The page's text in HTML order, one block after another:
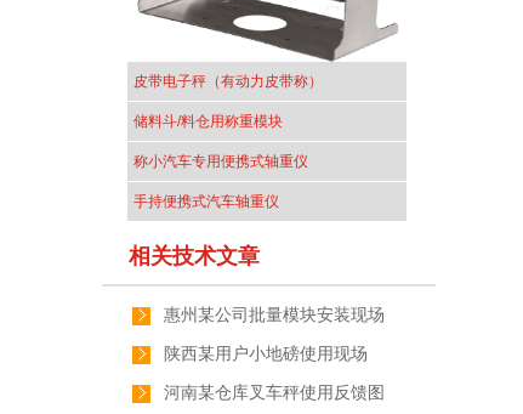
皮带电子秤（有动力皮带称）
储料斗/料仓用称重模块
称小汽车专用便携式轴重仪
手持便携式汽车轴重仪
相关技术文章
惠州某公司批量模块安装现场
陕西某用户小地磅使用现场
河南某仓库叉车秤使用反馈图